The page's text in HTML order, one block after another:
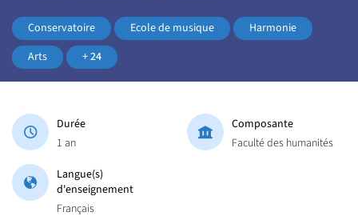
Conservatoire Ecole de musique
Harmonie
Arts
+ 24
Durée
1 an
Composante
Faculté des humanités
Langue(s)
d'enseignement
Français